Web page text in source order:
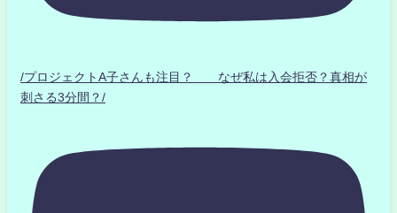
/プロジェクトA子さんも注目？ なぜ私は入会拒否？真相が
刺さる3分間？/